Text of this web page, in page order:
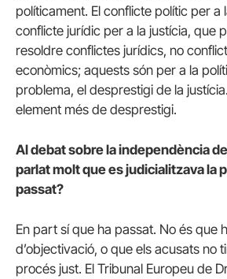
políticament. El conflicte polític per a
conflicte jurídic per a la justícia, que
resoldre conflictes jurídics, no
econòmics; aquests són per a la
problema, el desprestigi de la
element més de desprestigi.
Al debat sobre la independència
parlat molt que es judicialitzava la
passat?
En part sí que ha passat. No és que
d’objectivació, o que els acusats no
procés just. El Tribunal Europeu de